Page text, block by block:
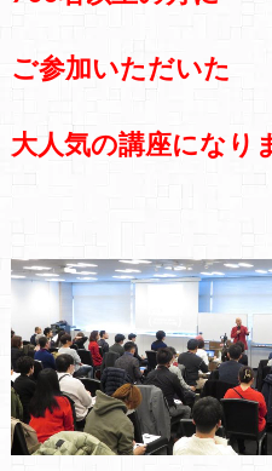
ご参加いただいた
大人気の講座になり